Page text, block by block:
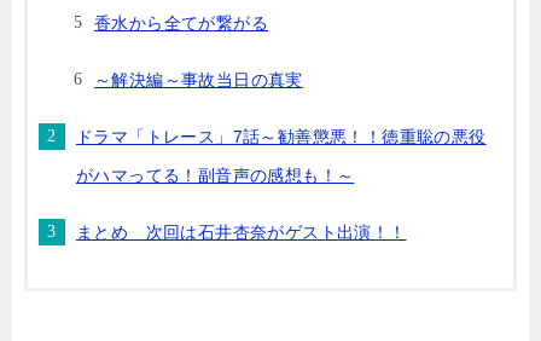
香水から全てが繋がる
～解決編～事故当日の真実
ドラマ「トレース」7話～勧善懲悪！！徳重聡の悪役
がハマってる！副音声の感想も！～
まとめ 次回は石井杏奈がゲスト出演！！